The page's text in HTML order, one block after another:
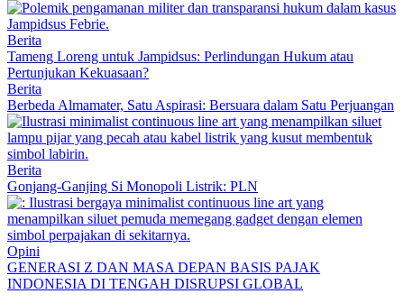
Berita
Tameng Loreng untuk Jampidsus: Perlindungan Hukum atau
Pertunjukan Kekuasaan?
Berita
Berbeda Almamater, Satu Aspirasi: Bersuara dalam Satu Perjuangan
Berita
Gonjang-Ganjing Si Monopoli Listrik: PLN
Opini
GENERASI Z DAN MASA DEPAN BASIS PAJAK
INDONESIA DI TENGAH DISRUPSI GLOBAL